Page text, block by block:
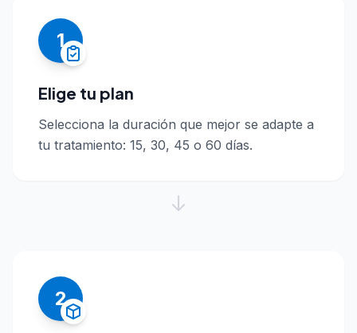
1
Elige tu plan
Selecciona la duración que mejor se adapte a
tu tratamiento: 15, 30, 45 o 60 días.
2